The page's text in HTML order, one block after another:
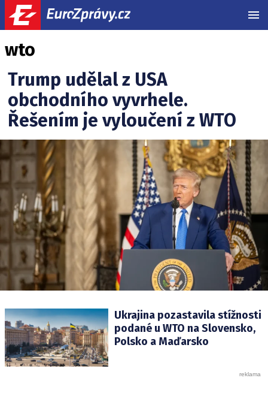
wto
Trump udělal z USA
obchodního vyvrhele.
Řešením je vyloučení z WTO
Ukrajina pozastavila stížnosti
podané u WTO na Slovensko,
Polsko a Maďarsko